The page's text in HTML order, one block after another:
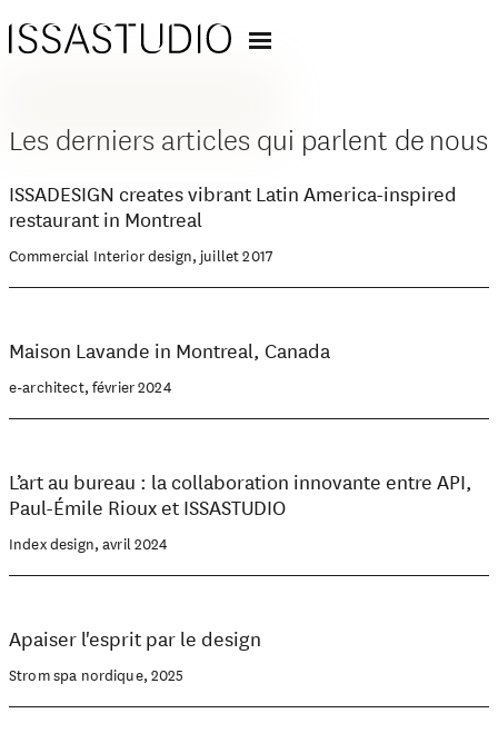
Les derniers articles qui parlent de nous
ISSADESIGN creates vibrant Latin America-inspired
restaurant in Montreal
Commercial Interior design, juillet 2017
Maison Lavande in Montreal, Canada
e-architect, février 2024
L’art au bureau : la collaboration innovante entre API,
Paul-Émile Rioux et ISSASTUDIO
Index design, avril 2024
Apaiser l'esprit par le design
Strom spa nordique, 2025